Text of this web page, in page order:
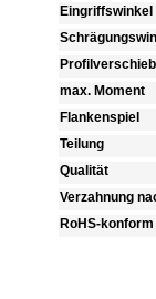
Eingriffswinkel
max. Moment
Flankenspiel
Teilung
Qualität
Verzahnung
RoHS-konform